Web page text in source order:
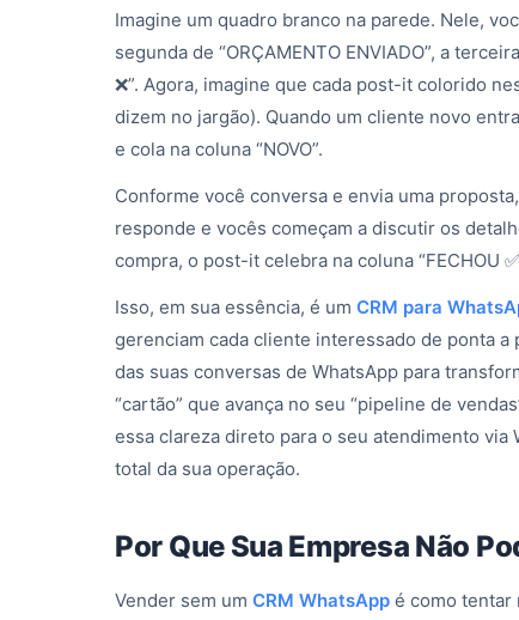
Imagine um quadro branco na parede. Nele,
segunda de “ORÇAMENTO ENVIADO”, a
❌”. Agora, imagine que cada post-it colorido
dizem no jargão). Quando um cliente novo
e cola na coluna “NOVO”.
Conforme você conversa e envia uma
responde e vocês começam a discutir os
compra, o post-it celebra na coluna “FECHOU
Isso, em sua essência, é um CRM para
gerenciam cada cliente interessado de ponta
das suas conversas de WhatsApp para
“cartão” que avança no seu “pipeline de
essa clareza direto para o seu atendimento
total da sua operação.
Por Que Sua Empresa Não
Vender sem um CRM WhatsApp é como tentar